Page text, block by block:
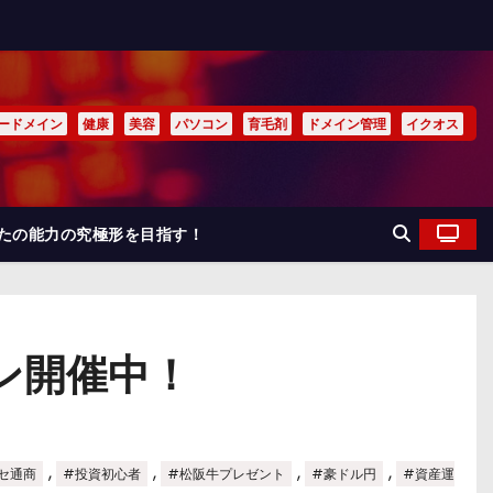
ドメイン 健康 美容 パソコン 育毛剤 ドメイン管理 イクオス
の能力の究極形を目指す！
催中！
通商 , #投資初心者 , #松阪牛プレゼント , #豪ドル円 , #資産運